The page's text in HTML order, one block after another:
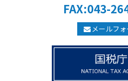
FAX:043-
メールフ